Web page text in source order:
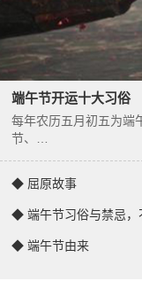
端午节开运十大习俗
每年农历五月初五为端
节、…
◆ 屈原故事
◆ 端午节习俗与禁忌，
◆ 端午节由来